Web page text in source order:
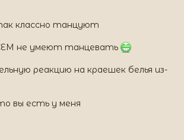
классно танцуют
не умеют танцевать
реакцию на краешек белья из-
вы есть у меня